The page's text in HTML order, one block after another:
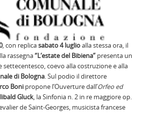
, con replicasabato 4 luglioalla stessa ora, il
rassegna“L’estate del Bibiena” presenta un
coevo alla costruzione e alla
di Bologna. Sul podio il direttore
Boni propone l’Ouverture dall’Orfeo ed
Gluck, la Sinfonia n. 2 in re maggiore op.
de Saint-Georges, musicista francese